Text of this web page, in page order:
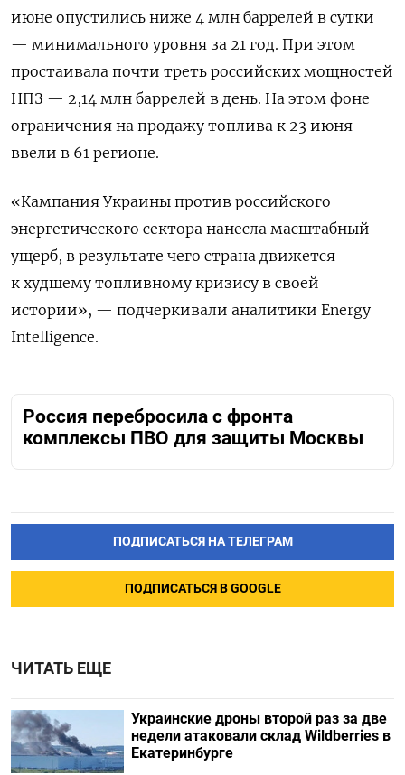
июне опустились ниже 4 млн баррелей в сутки
— минимального уровня за 21 год. При этом
простаивала почти треть российских мощностей
НПЗ — 2,14 млн баррелей в день. На этом фоне
ограничения на продажу топлива к 23 июня
ввели в 61 регионе.
«Кампания Украины против российского
энергетического сектора нанесла масштабный
ущерб, в результате чего страна движется
к худшему топливному кризису в своей
истории», — подчеркивали аналитики Energy
Intelligence.
Россия перебросила с фронта
комплексы ПВО для защиты Москвы
ПОДПИСАТЬСЯ НА ТЕЛЕГРАМ
ПОДПИСАТЬСЯ В GOOGLE
ЧИТАТЬ ЕЩЕ
Украинские дроны второй раз за две
недели атаковали склад Wildberries в
Екатеринбурге